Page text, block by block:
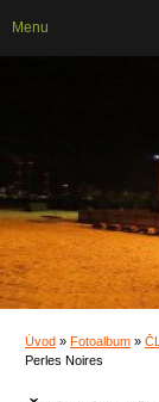
Úvod » Fotoalbum »
Perles Noires
Menu